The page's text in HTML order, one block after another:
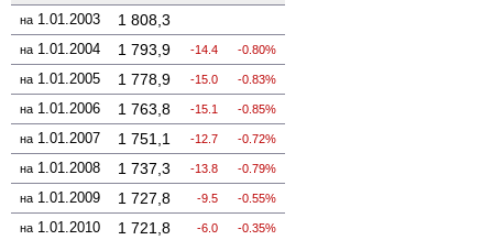
на 1.01.2003 1 808,3
на 1.01.2004 1 793,9 -14.4 -0.80%
на 1.01.2005 1 778,9 -15.0 -0.83%
на 1.01.2006 1 763,8 -15.1 -0.85%
на 1.01.2007 1 751,1 -12.7 -0.72%
на 1.01.2008 1 737,3 -13.8 -0.79%
на 1.01.2009 1 727,8 -9.5 -0.55%
на 1.01.2010 1 721,8 -6.0 -0.35%